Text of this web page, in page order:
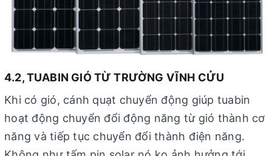
4.2, TUABIN GIÓ TỪ TRƯỜNG VĨNH CỬU
Khi có gió, cánh quạt chuyển động giúp tuabin
hoạt động chuyển đổi động năng từ gió thành cơ
năng và tiếp tục chuyển đổi thành điện năng.